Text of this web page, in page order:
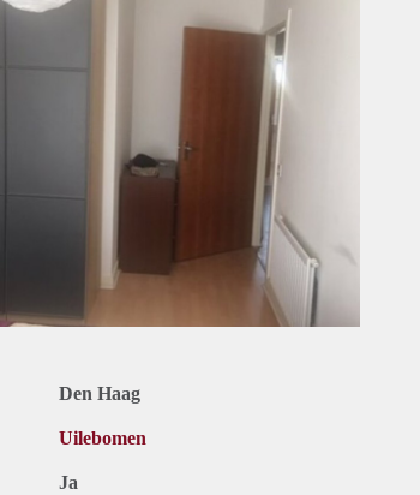
Den Haag
Uilebomen
Ja